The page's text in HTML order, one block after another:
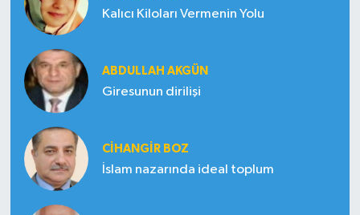
Kalıcı Kiloları Vermenin Yolu
ABDULLAH AKGÜN
Giresunun dirilişi
CIHANGIR BOZ
İslam nazarında ideal toplum